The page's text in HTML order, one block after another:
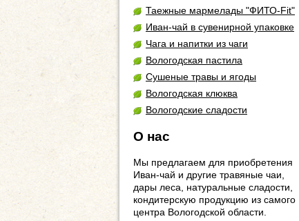
Таежные мармелады "ФИТО-Fit"
Иван-чай в сувенирной упаковке
Чага и напитки из чаги
Вологодская пастила
Сушеные травы и ягоды
Вологодская клюква
Вологодские сладости
О нас
Мы предлагаем для приобретения
Иван-чай и другие травяные чаи,
дары леса, натуральные сладости,
кондитерскую продукцию из самого
центра Вологодской области.